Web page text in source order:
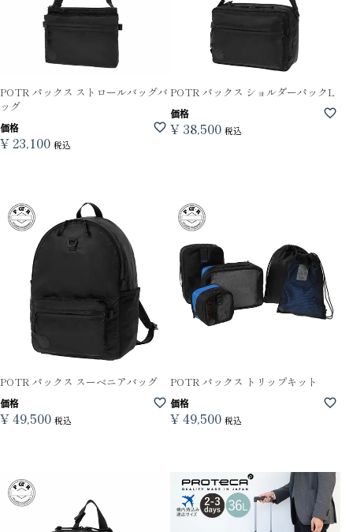
POTR パックス ストロールバッグバ
ッグ
価格
¥ 23,100 税込
POTR パックス ショルダーパックL
価格
¥ 38,500 税込
POTR パックス スーベニアバッグ
価格
¥49,500 税込
POTR パックス トリップキット
価格
¥49,500 税込